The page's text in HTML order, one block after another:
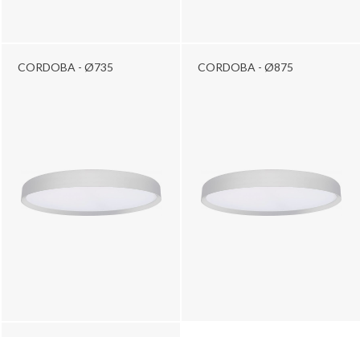
CORDOBA - Ø735 CORDOBA - Ø875